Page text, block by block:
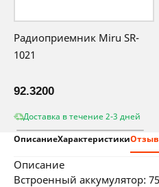
Радиоприемник Miru SR-
1021
92.3200
Доставка в течение 2-3 дней
ОписаниеХарактеристики
описание
Встроенный аккумулятор: